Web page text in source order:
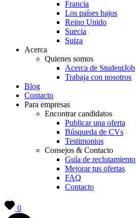
Francia
Los países bajos
Reino Unido
Suecia
Suiza
Acerca
Quienes somos
Acerca de StudentJob
Trabaja con nosotros
Blog
Contacto
Para empresas
Encontrar candidatos
Publicar una oferta
Búsqueda de CVs
Testimonios
Consejos & Contacto
Guía de reclutamiento
Mejorar tus ofertas
FAQ
Contacto
0